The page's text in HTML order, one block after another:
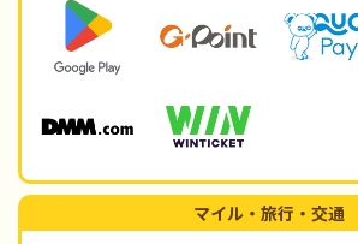
マイル・旅行・交通